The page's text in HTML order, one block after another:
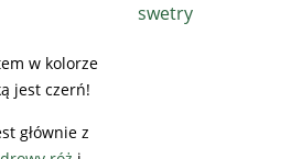
w kolorze
jest czerń!
głównie z
swetry